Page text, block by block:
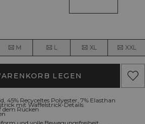
M L XL XXL
LEGEN
45% Recyceltes Polyester, 7% Elasthan
mit Waffelstrick-Details
dem Rücken